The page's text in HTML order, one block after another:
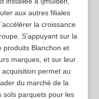
aux autres filiales
la croissance
S’appuyant sur la
produits Blanchon et
marques, et sur leur
permet au
du marché de la
sols parquets pour les